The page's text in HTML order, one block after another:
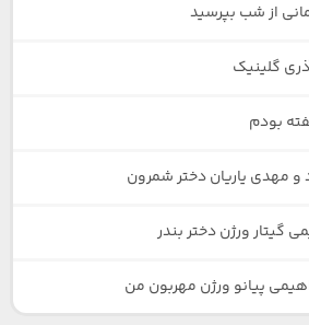
از شب بپرسید
گلینیک
بودم
و مهدی یاریان دختر شمرون
گیتار ورژن دختر بندر
پیانو ورژن مهربون من